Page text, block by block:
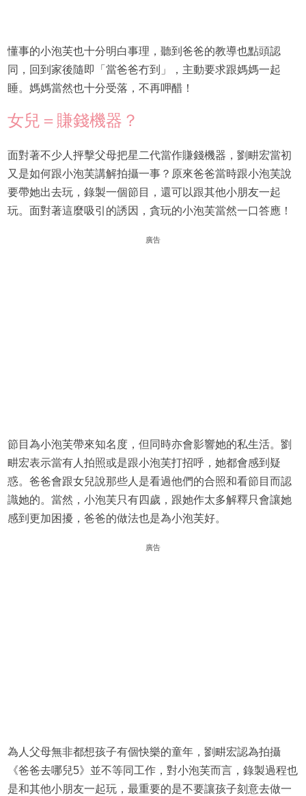
懂事的小泡芙也十分明白事理，聽到爸爸的教導也點頭認
同，回到家後隨即「當爸爸冇到」，主動要求跟媽媽一起
睡。媽媽當然也十分受落，不再呷醋！
女兒＝賺錢機器？
面對著不少人抨擊父母把星二代當作賺錢機器，劉畊宏當初
又是如何跟小泡芙講解拍攝一事？原來爸爸當時跟小泡芙說
要帶她出去玩，錄製一個節目，還可以跟其他小朋友一起
玩。面對著這麼吸引的誘因，貪玩的小泡芙當然一口答應！
廣告
節目為小泡芙帶來知名度，但同時亦會影響她的私生活。劉
畊宏表示當有人拍照或是跟小泡芙打招呼，她都會感到疑
惑。爸爸會跟女兒說那些人是看過他們的合照和看節目而認
識她的。當然，小泡芙只有四歲，跟她作太多解釋只會讓她
感到更加困擾，爸爸的做法也是為小泡芙好。
廣告
為人父母無非都想孩子有個快樂的童年，劉畊宏認為拍攝
《爸爸去哪兒5》並不等同工作，對小泡芙而言，錄製過程也
是和其他小朋友一起玩，最重要的是不要讓孩子刻意去做一